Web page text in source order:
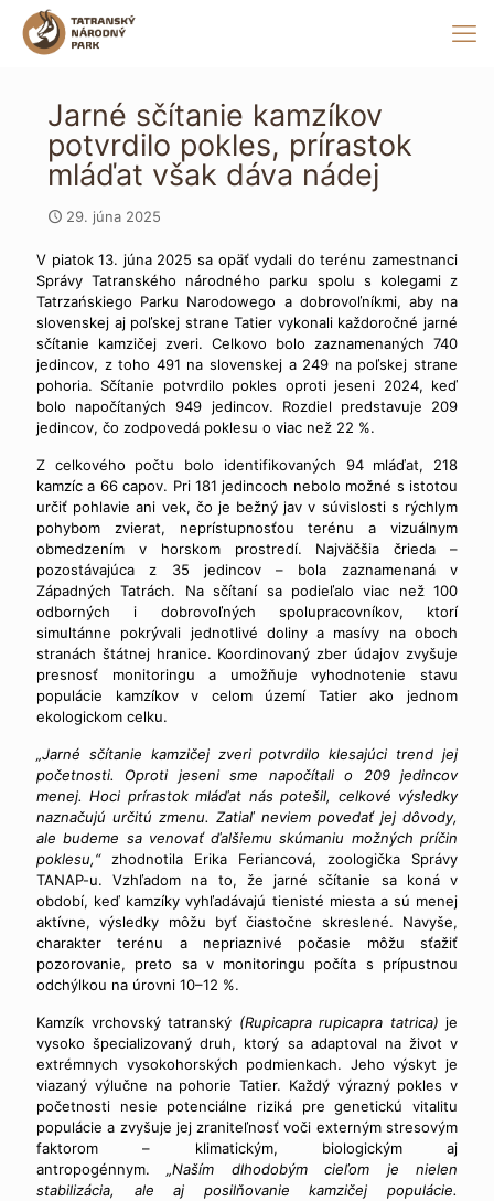
Jarné sčítanie kamzíkov
potvrdilo pokles, prírastok
mláďat však dáva nádej
29. júna 2025
V piatok 13. júna 2025 sa opäť vydali do terénu zamestnanci
Správy Tatranského národného parku spolu s kolegami z
Tatrzańskiego Parku Narodowego a dobrovoľníkmi, aby na
slovenskej aj poľskej strane Tatier vykonali každoročné jarné
sčítanie kamzičej zveri. Celkovo bolo zaznamenaných 740
jedincov, z toho 491 na slovenskej a 249 na poľskej strane
pohoria. Sčítanie potvrdilo pokles oproti jeseni 2024, keď
bolo napočítaných 949 jedincov. Rozdiel predstavuje 209
jedincov, čo zodpovedá poklesu o viac než 22 %.
Z celkového počtu bolo identifikovaných 94 mláďat, 218
kamzíc a 66 capov. Pri 181 jedincoch nebolo možné s istotou
určiť pohlavie ani vek, čo je bežný jav v súvislosti s rýchlym
pohybom zvierat, neprístupnosťou terénu a vizuálnym
obmedzením v horskom prostredí. Najväčšia črieda –
pozostávajúca z 35 jedincov – bola zaznamenaná v
Západných Tatrách. Na sčítaní sa podieľalo viac než 100
odborných i dobrovoľných spolupracovníkov, ktorí
simultánne pokrývali jednotlivé doliny a masívy na oboch
stranách štátnej hranice. Koordinovaný zber údajov zvyšuje
presnosť monitoringu a umožňuje vyhodnotenie stavu
populácie kamzíkov v celom území Tatier ako jednom
ekologickom celku.
„Jarné sčítanie kamzičej zveri potvrdilo klesajúci trend jej
početnosti. Oproti jeseni sme napočítali o 209 jedincov
menej. Hoci prírastok mláďat nás potešil, celkové výsledky
naznačujú určitú zmenu. Zatiaľ neviem povedať jej dôvody,
ale budeme sa venovať ďalšiemu skúmaniu možných príčin
poklesu,“zhodnotila Erika Feriancová, zoologička Správy
TANAP-u. Vzhľadom na to, že jarné sčítanie sa koná v
období, keď kamzíky vyhľadávajú tienisté miesta a sú menej
aktívne, výsledky môžu byť čiastočne skreslené. Navyše,
charakter terénu a nepriaznivé počasie môžu sťažiť
pozorovanie, preto sa v monitoringu počíta s prípustnou
odchýlkou na úrovni 10–12 %.
Kamzík vrchovský tatranský (Rupicapra rupicapra tatrica) je
vysoko špecializovaný druh, ktorý sa adaptoval na život v
extrémnych vysokohorských podmienkach. Jeho výskyt je
viazaný výlučne na pohorie Tatier. Každý výrazný pokles v
početnosti nesie potenciálne riziká pre genetickú vitalitu
populácie a zvyšuje jej zraniteľnosť voči externým stresovým
faktorom – klimatickým, biologickým aj
antropogénnym. „Naším dlhodobým cieľom je nielen
stabilizácia, ale aj posilňovanie kamzičej populácie.